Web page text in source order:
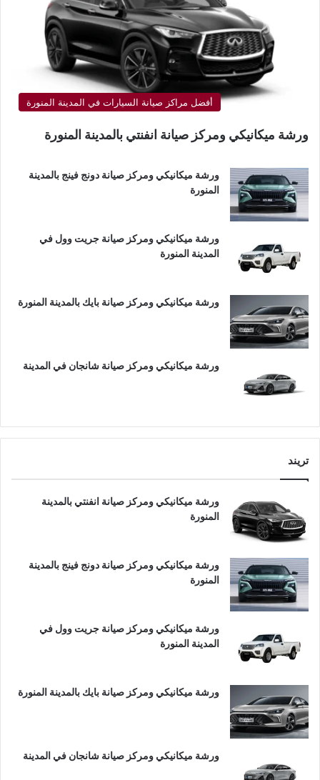
أفضل مراكز صيانة السيارات في المدينة المنورة
ورشة ميكانيكي ومركز صيانة انفنتي بالمدينة المنورة
ورشة ميكانيكي ومركز صيانة دونج فينج بالمدينة
المنورة
ورشة ميكانيكي ومركز صيانة جريت وول في
المدينة المنورة
ورشة ميكانيكي ومركز صيانة بايك بالمدينة المنورة
ورشة ميكانيكي ومركز صيانة شانجان في المدينة
تريند
ورشة ميكانيكي ومركز صيانة انفنتي بالمدينة
المنورة
ورشة ميكانيكي ومركز صيانة دونج فينج بالمدينة
المنورة
ورشة ميكانيكي ومركز صيانة جريت وول في
المدينة المنورة
ورشة ميكانيكي ومركز صيانة بايك بالمدينة المنورة
ورشة ميكانيكي ومركز صيانة شانجان في المدينة